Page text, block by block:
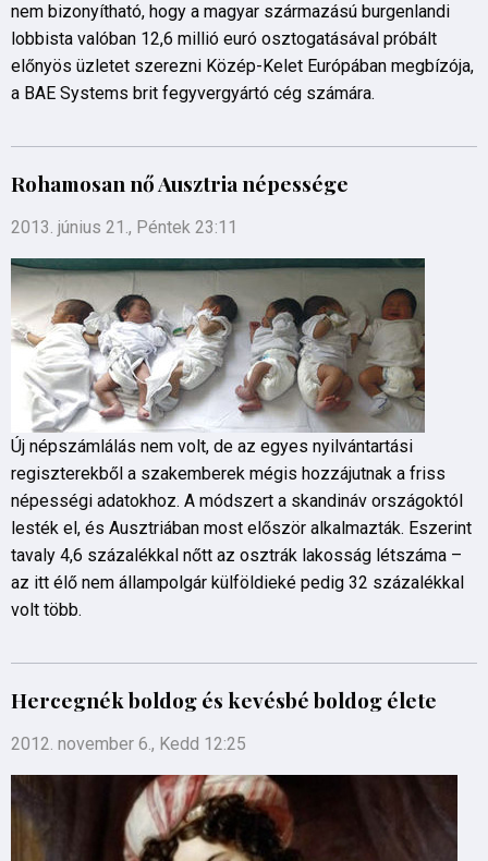
nem bizonyítható, hogy a magyar származású burgenlandi
lobbista valóban 12,6 millió euró osztogatásával próbált
előnyös üzletet szerezni Közép-Kelet Európában megbízója,
a BAE Systems brit fegyvergyártó cég számára.
Rohamosan nő Ausztria népessége
2013. június 21., Péntek 23:11
Új népszámlálás nem volt, de az egyes nyilvántartási
regiszterekből a szakemberek mégis hozzájutnak a friss
népességi adatokhoz. A módszert a skandináv országoktól
lesték el, és Ausztriában most először alkalmazták. Eszerint
tavaly 4,6 százalékkal nőtt az osztrák lakosság létszáma –
az itt élő nem állampolgár külföldieké pedig 32 százalékkal
volt több.
Hercegnék boldog és kevésbé boldog élete
2012. november 6., Kedd 12:25